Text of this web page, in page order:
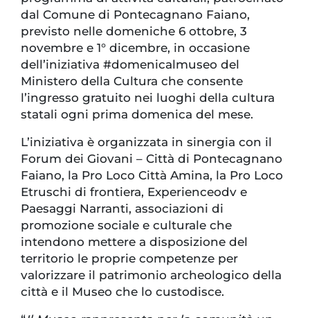
dal Comune di Pontecagnano Faiano,
previsto nelle domeniche 6 ottobre, 3
novembre e 1° dicembre, in occasione
dell’iniziativa #domenicalmuseo del
Ministero della Cultura che consente
l’ingresso gratuito nei luoghi della cultura
statali ogni prima domenica del mese.
L’iniziativa è organizzata in sinergia con il
Forum dei Giovani – Città di Pontecagnano
Faiano, la Pro Loco Città Amina, la Pro Loco
Etruschi di frontiera, Experienceodv e
Paesaggi Narranti, associazioni di
promozione sociale e culturale che
intendono mettere a disposizione del
territorio le proprie competenze per
valorizzare il patrimonio archeologico della
città e il Museo che lo custodisce.